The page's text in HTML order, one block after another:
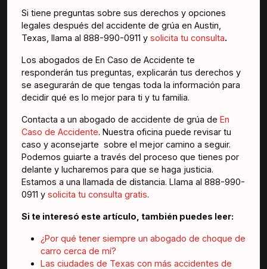
Si tiene preguntas sobre sus derechos y opciones
legales después del accidente de grúa en Austin,
Texas, llama al 888-990-0911 y solicita tu consulta.
Los abogados de En Caso de Accidente te
responderán tus preguntas, explicarán tus derechos y
se asegurarán de que tengas toda la información para
decidir qué es lo mejor para ti y tu familia.
Contacta a un abogado de accidente de grúa de En
Caso de Accidente. Nuestra oficina puede revisar tu
caso y aconsejarte sobre el mejor camino a seguir.
Podemos guiarte a través del proceso que tienes por
delante y lucharemos para que se haga justicia.
Estamos a una llamada de distancia. Llama al 888-990-
0911 y solicita tu consulta gratis.
Si te interesó este artículo, también puedes leer:
¿Por qué tener siempre un abogado de choque de
carro cerca de mí?
Las ciudades de Texas con más accidentes de